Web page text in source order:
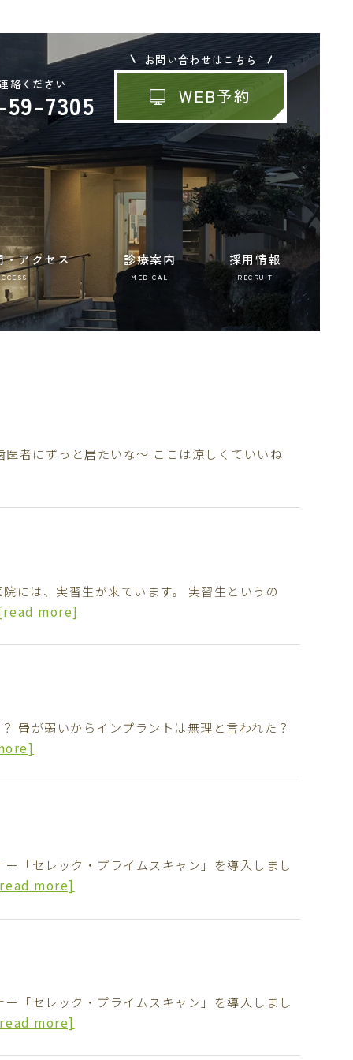
絡ください
59-7305
お問い合わせはこちら
WEB予約
・アクセス 診療案内
MEDICAL
採用情報
RECRUIT
医者にずっと居たいな〜 ここは涼しくていいね
には、実習生が来ています。 実習生というの
more]
骨が弱いからインプラントは無理と言われた？
「セレック・プライムスキャン」を導入しまし
more]
「セレック・プライムスキャン」を導入しまし
more]